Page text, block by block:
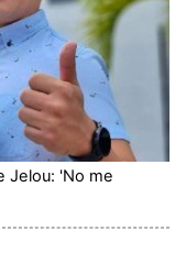
Jelou: 'No me